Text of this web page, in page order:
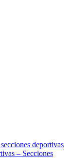
deportivas
– Secciones